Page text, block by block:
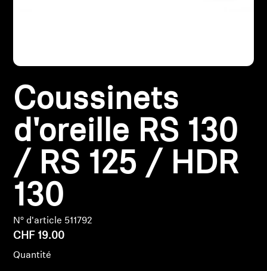
Audition par catégorie
Casques audio pour TV
Ressources audition
Pièces et accessoires d'origine pour l'audition
Barres de son
Coussinets
d'oreille RS 130
/ RS 125 / HDR
130
N° d'article 511792
CHF 19.00
Quantité